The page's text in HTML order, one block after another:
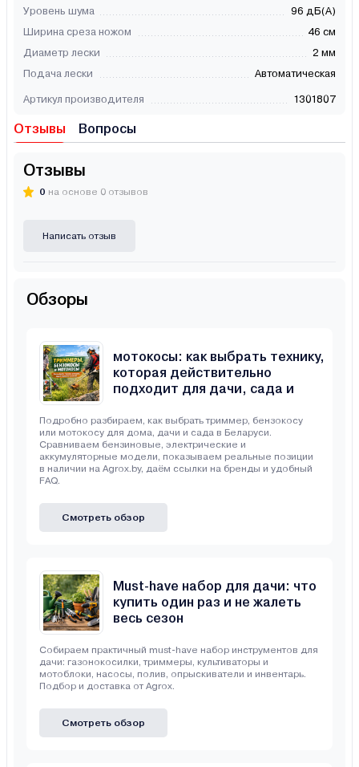
Уровень шума
96 дБ(А)
Ширина среза ножом
46 см
Диаметр лески
2 мм
Подача лески
Автоматическая
Артикул производителя 1301807
Отзывы Вопросы
Отзывы
0 на основе 0 отзывов
Написать отзыв
Обзоры
мотокосы: как выбрать технику,
которая действительно
подходит для дачи, сада и
Подробно разбираем, как выбрать триммер, бензокосу
или мотокосу для дома, дачи и сада в Беларуси.
Сравниваем бензиновые, электрические и
аккумуляторные модели, показываем реальные позиции
в наличии на Agrox.by, даём ссылки на бренды и удобный
FAQ.
Смотреть обзор
Must-have набор для дачи: что
купить один раз и не жалеть
весь сезон
Собираем практичный must-have набор инструментов для
дачи: газонокосилки, триммеры, культиваторы и
мотоблоки, насосы, полив, опрыскиватели и инвентарь.
Подбор и доставка от Agrox.
Смотреть обзор